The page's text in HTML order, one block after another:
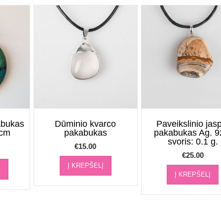
SKYLUTE
Dūminio kvarco
pakabukas
€15.00
Į KREPŠELĮ
Paveikslinio
pakabukas Ag.
svoris: 0.1 g.
€25.00
Į KREPŠELĮ